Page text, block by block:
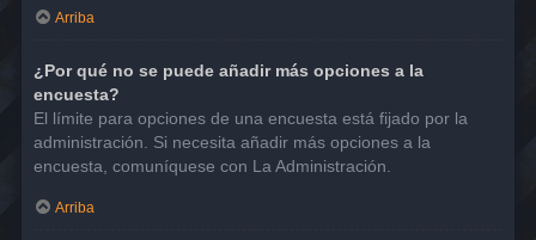
Arriba
¿Por qué no se puede añadir más opciones a la
encuesta?
El límite para opciones de una encuesta está fijado por la
administración. Si necesita añadir más opciones a la
encuesta, comuníquese con La Administración.
Arriba